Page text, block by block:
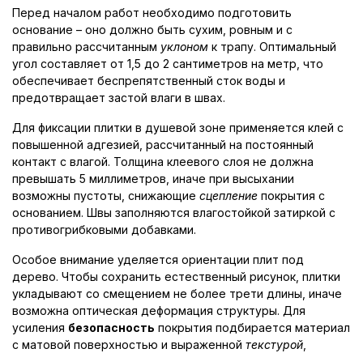
Перед началом работ необходимо подготовить
основание – оно должно быть сухим, ровным и с
правильно рассчитанным уклоном к трапу. Оптимальный
угол составляет от 1,5 до 2 сантиметров на метр, что
обеспечивает беспрепятственный сток воды и
предотвращает застой влаги в швах.
Для фиксации плитки в душевой зоне применяется клей с
повышенной адгезией, рассчитанный на постоянный
контакт с влагой. Толщина клеевого слоя не должна
превышать 5 миллиметров, иначе при высыхании
возможны пустоты, снижающие сцепление покрытия с
основанием. Швы заполняются влагостойкой затиркой с
противогрибковыми добавками.
Особое внимание уделяется ориентации плит под
дерево. Чтобы сохранить естественный рисунок, плитки
укладывают со смещением не более трети длины, иначе
возможна оптическая деформация структуры. Для
усиления безопасность покрытия подбирается материал
с матовой поверхностью и выраженной текстурой